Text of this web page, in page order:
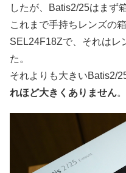
したが、Batis2/25はまず
これまで手持ちレンズの
SEL24F18Zで、それはレ
た。
それよりも大きいBatis2/
れほど大きくありません。